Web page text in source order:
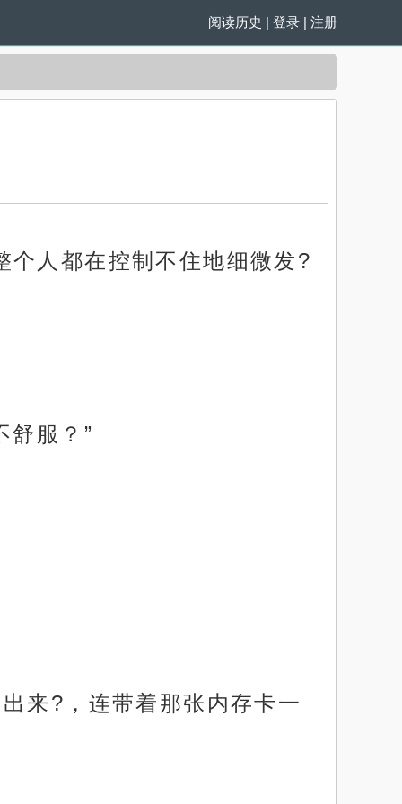
阅读历史 | 登录 | 注册
个人都在控制不住地细微发?
舒服？”
来?，连带着那张内存卡一